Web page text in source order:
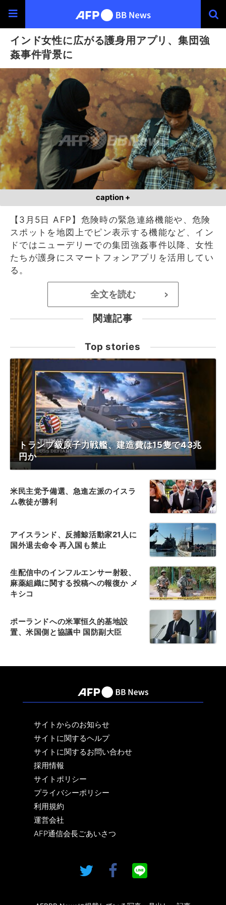
インド女性に広がる護身用アプリ、集団強
姦事件背景に
caption +
【3月5日 AFP】危険時の緊急連絡機能や、危険
スポットを地図上でピン表示する機能など、イン
ドではニューデリーでの集団強姦事件以降、女性
たちが護身にスマートフォンアプリを活用してい
る。
全文を読む >
関連記事
Top stories
トランプ級原子力戦艦、建造費は15隻で43兆
円か
米民主党予備選、急進左派のイスラ
ム教徒が勝利
アイスランド、反捕鯨活動家21人に
国外退去命令 再入国も禁止
生配信中のインフルエンサー射殺、
麻薬組織に関する投稿への報復か メ
キシコ
ポーランドへの米軍恒久的基地設
置、米国側と協議中 国防副大臣
サイトからのお知らせ
サイトに関するヘルプ
サイトに関するお問い合わせ
採用情報
サイトポリシー
プライバシーポリシー
利用規約
運営会社
AFP通信会長ごあいさつ